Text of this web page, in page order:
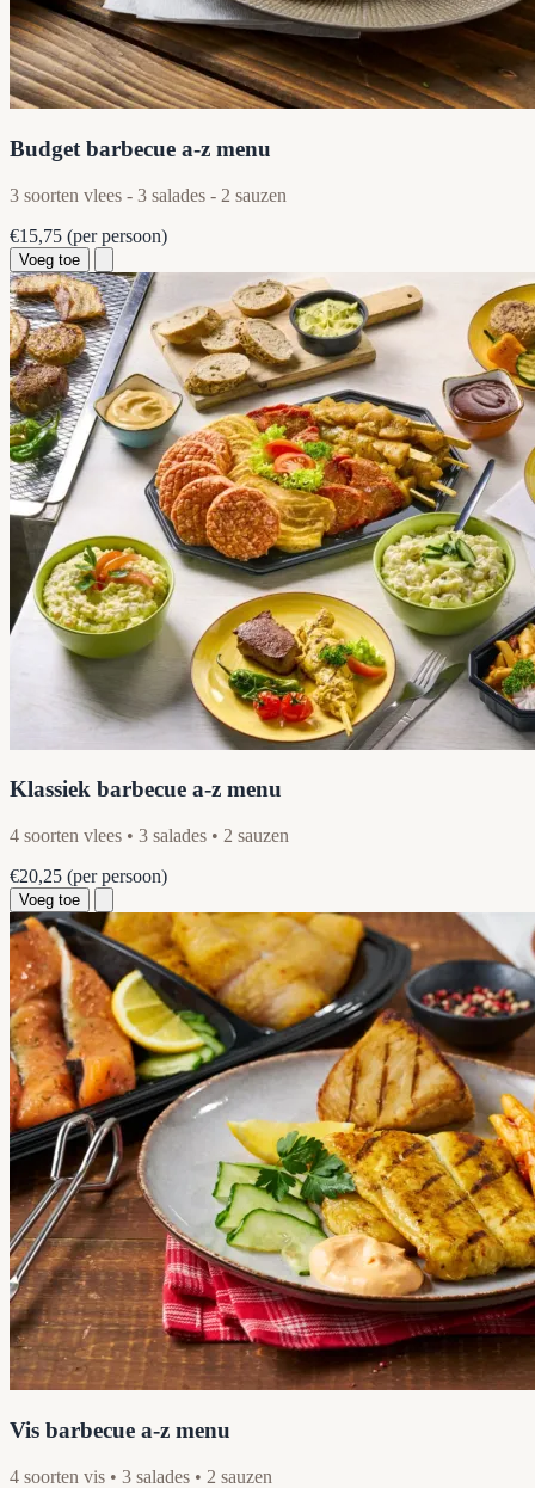
Budget barbecue a-z menu
3 soorten vlees - 3 salades - 2 sauzen
€15,75 (per persoon)
Voeg toe
Klassiek barbecue a-z menu
4 soorten vlees • 3 salades • 2 sauzen
€20,25 (per persoon)
Voeg toe
Vis barbecue a-z menu
4 soorten vis • 3 salades • 2 sauzen